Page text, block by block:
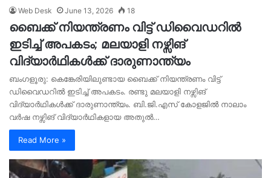
Web Desk June 13, 2026 18
ബൈക്ക് നിയന്ത്രണം വിട്ട് ഡിവൈഡറില്‍
ഇടിച്ച് അപകടം; മലയാളി നഴ്സിങ്
വിദ്യാര്‍ഥികള്‍ക്ക് ദാരുണാന്ത്യം
ബംഗളൂരു: കെങ്കേരിയിലുണ്ടായ ബൈക്ക് നിയന്ത്രണം വിട്ട്
ഡിവൈഡറില്‍ ഇടിച്ച് അപകടം. രണ്ടു മലയാളി നഴ്സിങ്
വിദ്യാര്‍ഥികള്‍ക്ക് ദാരുണാന്ത്യം. ബി.ജി.എസ് കോളജില്‍ നാലാം
വര്‍ഷ നഴ്സിങ് വിദ്യാര്‍ഥികളായ അതുല്‍…
Read More »